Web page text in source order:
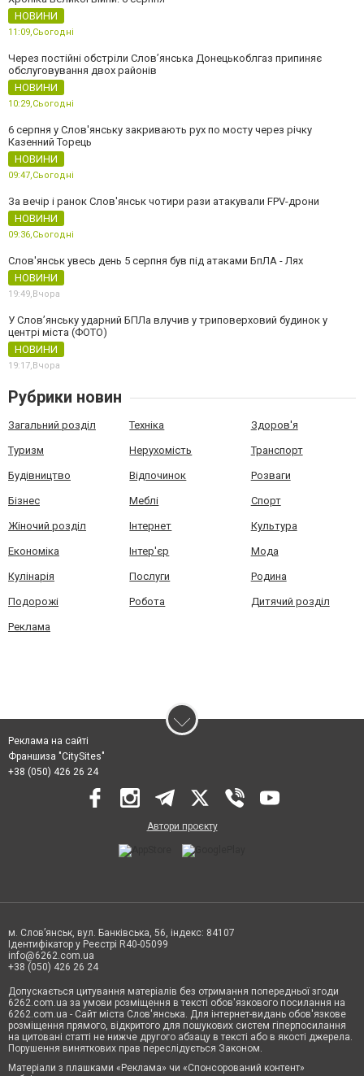
НОВИНИ
11:09,Сьогодні
Через постійні обстріли Слов’янська Донецькоблгаз припиняє
обслуговування двох районів
НОВИНИ
10:29,Сьогодні
6 серпня у Слов'янську закривають рух по мосту через річку
Казенний Торець
НОВИНИ
09:47,Сьогодні
За вечір і ранок Слов'янськ чотири рази атакували FPV-дрони
НОВИНИ
09:36,Сьогодні
Слов'янськ увесь день 5 серпня був під атаками БпЛА - Лях
НОВИНИ
19:49,Вчора
У Слов’янську ударний БПЛа влучив у триповерховий будинок у
центрі міста (ФОТО)
НОВИНИ
19:17,Вчора
Рубрики новин
Загальний розділ Техніка Здоров'я
Туризм Нерухомість Транспорт
Будівництво Відпочинок Розваги
Бізнес Меблі Спорт
Жіночий розділ Інтернет Культура
Економіка Інтер'єр Мода
Кулінарія Послуги Родина
Подорожі Робота Дитячий розділ
Реклама
Реклама на сайті
Франшиза "CitySites"
+38 (050) 426 26 24
Автори проєкту
м. Слов’янськ, вул. Банківська, 56, індекс: 84107
Ідентифікатор у Реєстрі R40-05099
info@6262.com.ua
+38 (050) 426 26 24
Допускається цитування матеріалів без отримання попередньої згоди
6262.com.ua за умови розміщення в тексті обов'язкового посилання на
6262.com.ua - Сайт міста Слов'янська. Для інтернет-видань обов'язкове
розміщення прямого, відкритого для пошукових систем гіперпосилання
на цитовані статті не нижче другого абзацу в тексті або в якості джерела.
Порушення виняткових прав переслідується Законом.
Матеріали з плашками «Реклама» чи «Спонсорований контент»